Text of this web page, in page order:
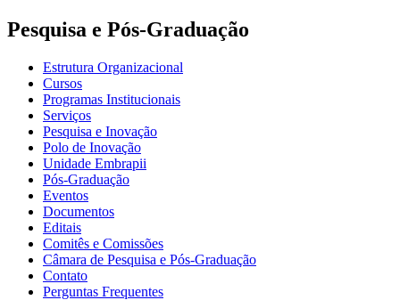
Pesquisa e Pós-Graduação
Estrutura Organizacional
Cursos
Programas Institucionais
Serviços
Pesquisa e Inovação
Polo de Inovação
Unidade Embrapii
Pós-Graduação
Eventos
Documentos
Editais
Comitês e Comissões
Câmara de Pesquisa e Pós-Graduação
Contato
Perguntas Frequentes